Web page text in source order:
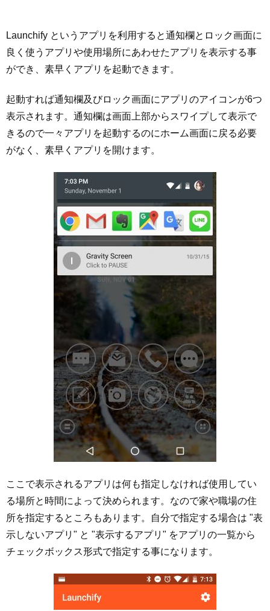
Launchify というアプリを利用すると通知欄とロック画面に
良く使うアプリや使用場所にあわせたアプリを表示する事
ができ、素早くアプリを起動できます。
起動すれば通知欄及びロック画面にアプリのアイコンが6つ
表示されます。通知欄は画面上部からスワイプして表示で
きるので一々アプリを起動するのにホーム画面に戻る必要
がなく、素早くアプリを開けます。
ここで表示されるアプリは何も指定しなければ使用してい
る場所と時間によって決められます。なので家や職場の住
所を指定するところもあります。自分で指定する場合は "表
示しないアプリ" と "表示するアプリ" をアプリの一覧から
チェックボックス形式で指定する事になります。